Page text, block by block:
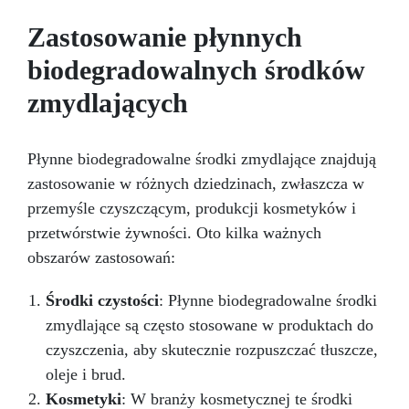
przygotowywania form i szalunków do
odlewania żywicą. Możesz go stosować na
drewnie, metalu, plastiku, a nawet tekturze,
tworząc w zaledwie kilka minut powierzchnię
idealnie nieprzywierającą, na której można
odlewać żywicę lub inne związki. STOSOWANIE
LUB URZĄDZEŃ ZWIĘKSZAJĄCYCH
TEMPERATURĘ (NA PRZYKŁAD PODCZAS
USUWANIA PĘCHERZY Z ŻYWICY LUB
PRZYSPIESZANIA CZASÓW KATALIZY) JEST
SZCZEGÓLNIE NIEZALECANE. Sposób aplikacji –
pędzel lub pistolet natryskowy Kolor: – biały
Zastosowanie płynnych
biodegradowalnych środków
zmydlających
Płynne biodegradowalne środki zmydlające znajdują
zastosowanie w różnych dziedzinach, zwłaszcza w
przemyśle czyszczącym, produkcji kosmetyków i
przetwórstwie żywności. Oto kilka ważnych
obszarów zastosowań:
Środki czystości: Płynne biodegradowalne środki
zmydlające są często stosowane w produktach do
czyszczenia, aby skutecznie rozpuszczać tłuszcze,
oleje i brud.
Kosmetyki: W branży kosmetycznej te środki